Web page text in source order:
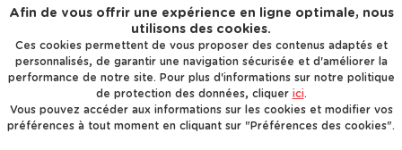
Jusqu'au 30 novembre 2019, gagnez votre maison !
Afin de vous offrir une expérience en ligne optimale, nous
utilisons des cookies.
Ces cookies permettent de vous proposer des contenus adaptés et
personnalisés, de garantir une navigation sécurisée et d'améliorer la
performance de notre site. Pour plus d'informations sur notre politique
de protection des données, cliquer ici.
Vous pouvez accéder aux informations sur les cookies et modifier vos
préférences à tout moment en cliquant sur "Préférences des cookies".